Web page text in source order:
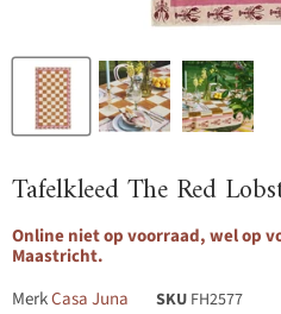
Tafelkleed The Red
Online niet op voorraad, wel op
Maastricht.
MerkCasa Juna SKU FH2577